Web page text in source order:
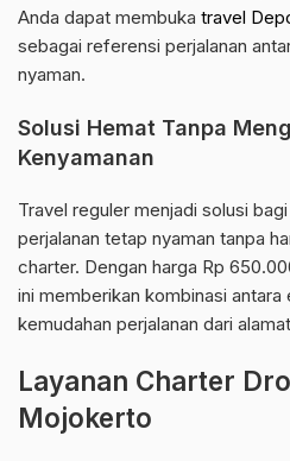
Anda dapat membuka travel
sebagai referensi perjalanan
nyaman.
Solusi Hemat Tanpa
Kenyamanan
Travel reguler menjadi solusi
perjalanan tetap nyaman tanpa
charter. Dengan harga Rp
ini memberikan kombinasi antara
kemudahan perjalanan dari
Layanan Charter
Mojokerto